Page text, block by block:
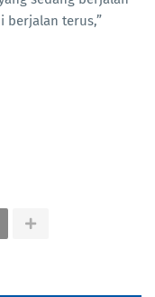
berjalan terus,”